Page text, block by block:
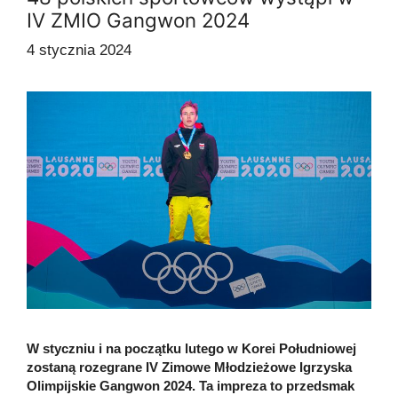
IV ZMIO Gangwon 2024
4 stycznia 2024
W styczniu i na początku lutego w Korei Południowej
zostaną rozegrane IV Zimowe Młodzieżowe Igrzyska
Olimpijskie Gangwon 2024. Ta impreza to przedsmak